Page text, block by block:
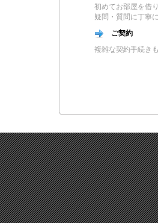
初めてお部屋を借
疑問・質問に丁寧
ご契約
複雑な契約手続き